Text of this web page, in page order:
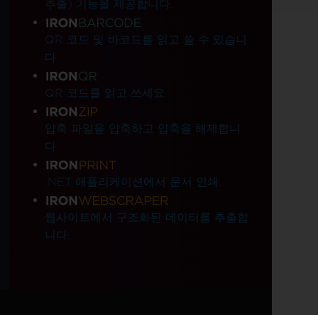
추출) 기능을 제공합니다.
QR 코드 및 바코드를 읽고 쓸 수 있습니
다.
QR 코드를 읽고 쓰세요.
압축 파일을 압축하고 압축을 해제합니
다.
.NET 애플리케이션에서 문서 인쇄.
웹사이트에서 구조화된 데이터를 추출합
니다.